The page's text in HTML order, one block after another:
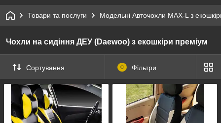
Товари та послуги Модельні Авточохли MAX-L з
Чохли на сидіння ДЕУ (Daewoo) з екошкіри преміум
Сортування 0 Фільтри